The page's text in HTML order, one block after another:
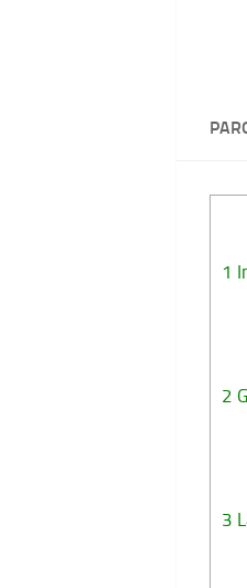
1
2
3